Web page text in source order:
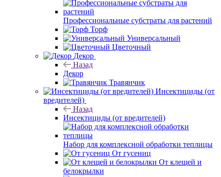
Профессиональные субстраты для растений
Торф
Универсальный
Цветочный
Декор
Назад
Декор
Травянчик
Инсектициды (от
вредителей)
Назад
Инсектициды (от вредителей)
Набор для комплексной обработки теплицы
От гусениц
От клещей и
белокрылки